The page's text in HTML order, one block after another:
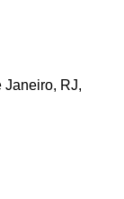
Janeiro, RJ,